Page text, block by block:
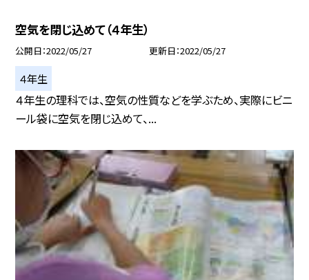
空気を閉じ込めて（４年生）
公開日 2022/05/27 更新日 2022/05/27
４年生
４年生の理科では、空気の性質などを学ぶため、実際にビニ
ール袋に空気を閉じ込めて、...